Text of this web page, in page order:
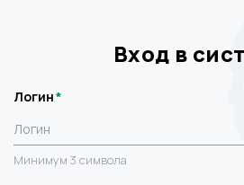
Вход в
Логин
Минимум 3 символа